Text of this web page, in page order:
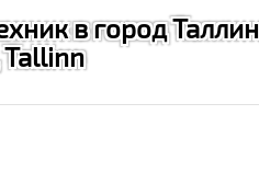
в город
Tallinn